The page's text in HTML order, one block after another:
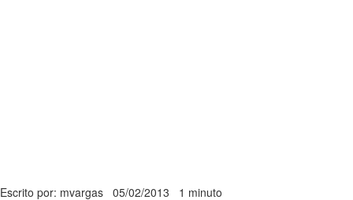
Escrito por: mvargas 05/02/2013 1 minuto